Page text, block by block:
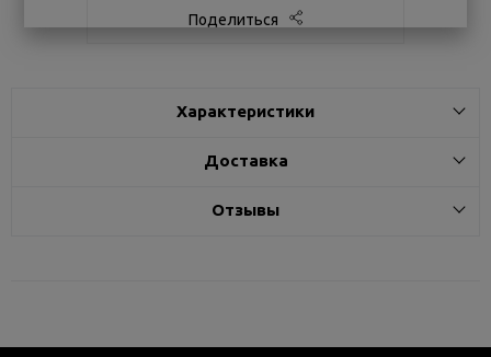
Поделиться
Характеристики
Доставка
Отзывы